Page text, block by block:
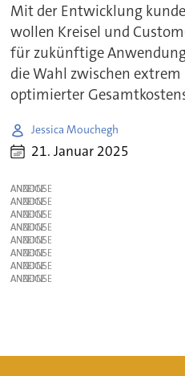
Mit der Entwicklung
wollen Kreisel und
für zukünftige
die Wahl zwischen
optimierter
Jessica Mouchegh
21. Januar 2025
ANZEIGE
ANZEIGE
ANZEIGE
ANZEIGE
ANZEIGE
ANZEIGE
ANZEIGE
ANZEIGE